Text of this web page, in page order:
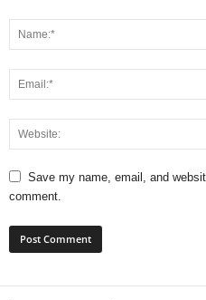
Save my name, email, and
comment.